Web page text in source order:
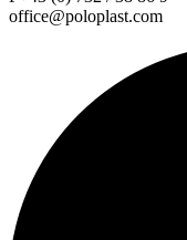
office@poloplast.com